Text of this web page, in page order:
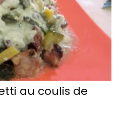
au coulis de